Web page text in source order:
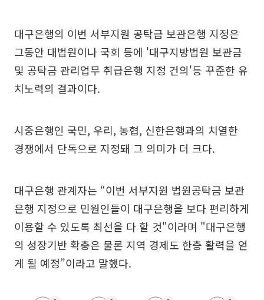
대구은행의 이번 서부지원 공탁금 보관은행 지정은
그동안 대법원이나 국회 등에 '대구지방법원 보관금
및 공탁금 관리업무 취급은행 지정 건의'등 꾸준한 유
치노력의 결과이다.
시중은행인 국민, 우리, 농협, 신한은행과의 치열한
경쟁에서 단독으로 지정돼 그 의미가 더 크다.
대구은행 관계자는 “이번 서부지원 법원공탁금 보관
은행 지정으로 민원인들이 대구은행을 보다 편리하게
이용할 수 있도록 최선을 다 할 것"이라며 "대구은행
의 성장기반 확충은 물론 지역 경제도 한층 활력을 얻
게 될 예정”이라고 말했다.